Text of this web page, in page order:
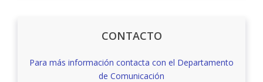
CONTACTO
Para más información contacta con el Departamento
de Comunicación